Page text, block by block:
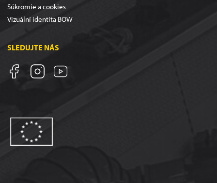
Súkromie a cookies
Vizuální identita BOW
SLEDUJTE NÁS